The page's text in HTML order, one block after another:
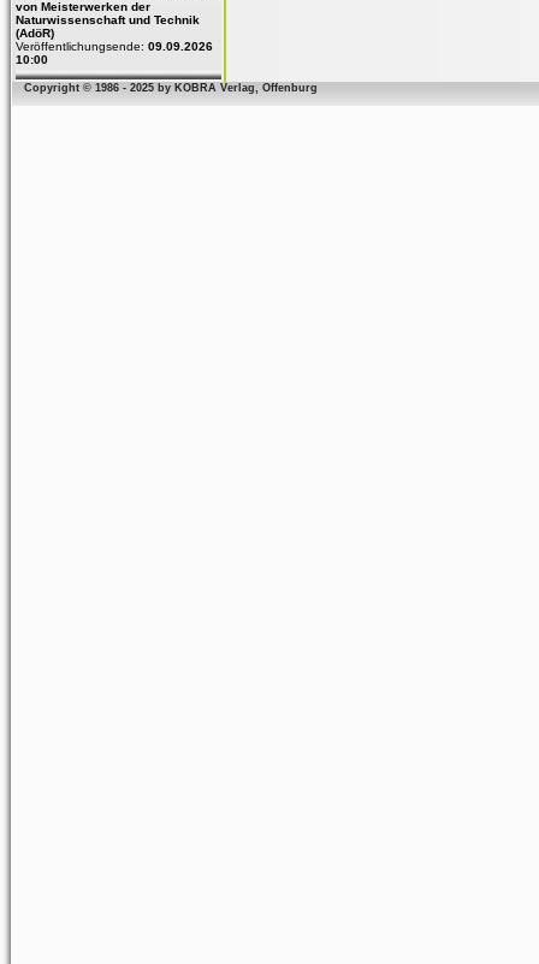
von Meisterwerken der
Naturwissenschaft und Technik
(AdöR)
Veröffentlichungsende: 09.09.2026
10:00
Copyright © 1986 - 2025 by KOBRA Verlag, Offenburg